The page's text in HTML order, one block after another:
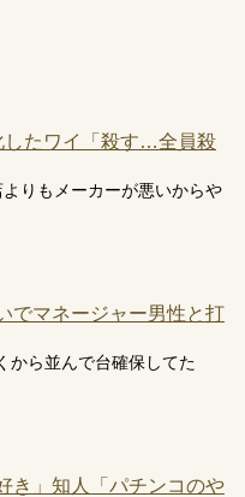
したワイ「殺す…全員殺
りもメーカーが悪いからや
でマネージャー男性と打
から並んで台確保してた
き」知人「パチンコのや